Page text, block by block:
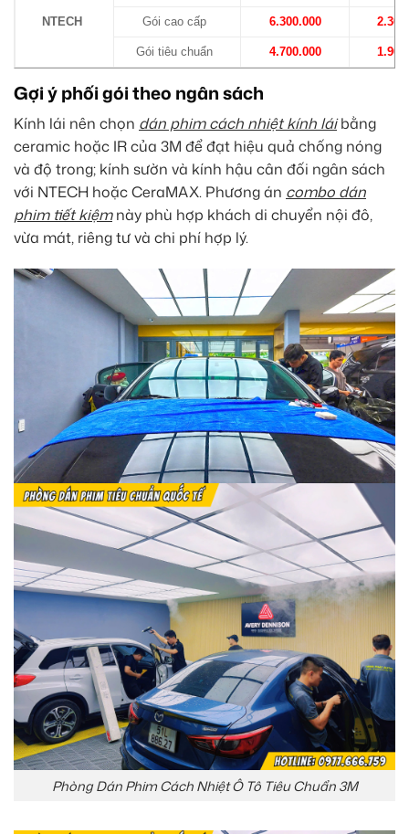
NTECH Gói cao cấp 6.300.000
Gói tiêu chuẩn 4.700.000
Gợi ý phối gói theo ngân sách
Kính lái nên chọn dán phim cách nhiệt kính láibằng
ceramic hoặc IR của 3M để đạt hiệu quả chống nóng
và độ trong; kính sườn và kính hậu cân đối ngân sách
với NTECH hoặc CeraMAX. Phương án combo dán
phim tiết kiệmnày phù hợp khách di chuyển nội đô,
vừa mát, riêng tư và chi phí hợp lý.
Phòng Dán Phim Cách Nhiệt Ô Tô Tiêu Chuẩn 3M